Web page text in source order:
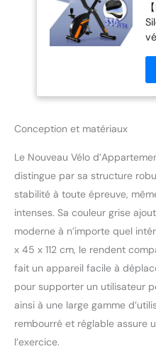
Conception et matériaux
Le Nouveau Vélo
distingue par sa structure
stabilité à toute épreuve,
intenses. Sa couleur grise
moderne à n’importe quel
x 45 x 112 cm, le rendent
fait un appareil facile à
pour supporter un utilisateur
ainsi à une large gamme
rembourré et réglable assure
l’exercice.